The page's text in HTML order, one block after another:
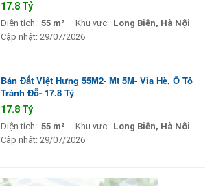
17.8 Tỷ
Diện tích: 55 m² Khu vực: Long Biên, Hà Nội
Cập nhật: 29/07/2026
Bán Đất Việt Hưng 55M2- Mt 5M- Vỉa Hè, Ô Tô
Tránh Đỗ- 17.8 Tỷ
17.8 Tỷ
Diện tích: 55 m² Khu vực: Long Biên, Hà Nội
Cập nhật: 29/07/2026